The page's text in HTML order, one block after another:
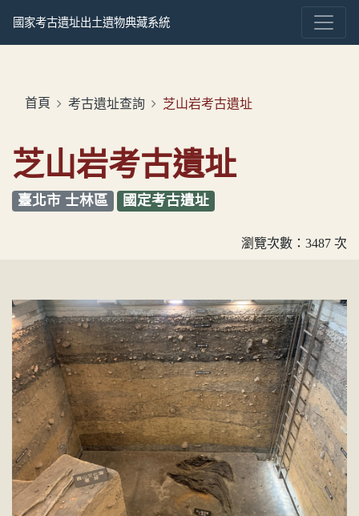
國家考古遺址出土遺物典藏系統
首頁 考古遺址查詢 芝山岩考古遺址
芝山岩考古遺址
臺北市 士林區 國定考古遺址
瀏覽次數：3487 次